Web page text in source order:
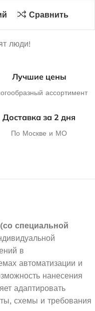
Сравнить
люди!
Лучшие цены
ассортимент
Доставка за 2 дня
По Москве и МО
(со специальной
в
автоматизации и
нанесения
адаптировать
схемы и требования